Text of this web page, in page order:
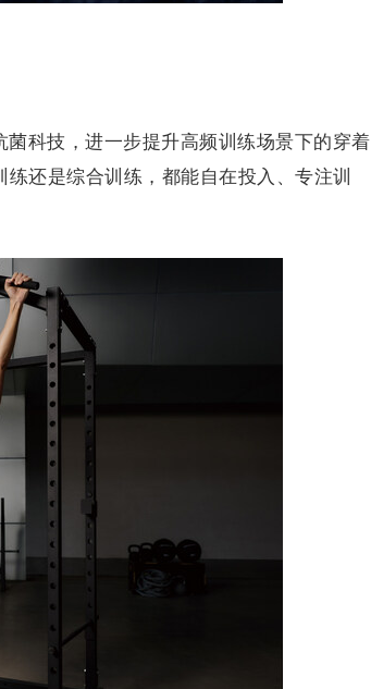
科技，进一步提升高频训练场景下的穿着
还是综合训练，都能自在投入、专注训